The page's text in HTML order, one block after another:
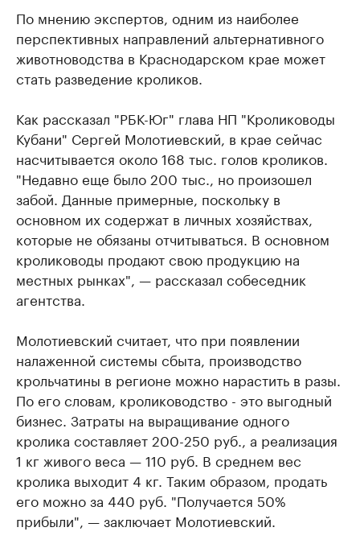
По мнению экспертов, одним из наиболее
перспективных направлений альтернативного
животноводства в Краснодарском крае может
стать разведение кроликов.
Как рассказал "РБК-Юг" глава НП "Кролиководы
Кубани" Сергей Молотиевский, в крае сейчас
насчитывается около 168 тыс. голов кроликов.
"Недавно еще было 200 тыс., но произошел
забой. Данные примерные, поскольку в
основном их содержат в личных хозяйствах,
которые не обязаны отчитываться. В основном
кролиководы продают свою продукцию на
местных рынках", — рассказал собеседник
агентства.
Молотиевский считает, что при появлении
налаженной системы сбыта, производство
крольчатины в регионе можно нарастить в разы.
По его словам, кролиководство - это выгодный
бизнес. Затраты на выращивание одного
кролика составляет 200-250 руб., а реализация
1 кг живого веса — 110 руб. В среднем вес
кролика выходит 4 кг. Таким образом, продать
его можно за 440 руб. "Получается 50%
прибыли", — заключает Молотиевский.